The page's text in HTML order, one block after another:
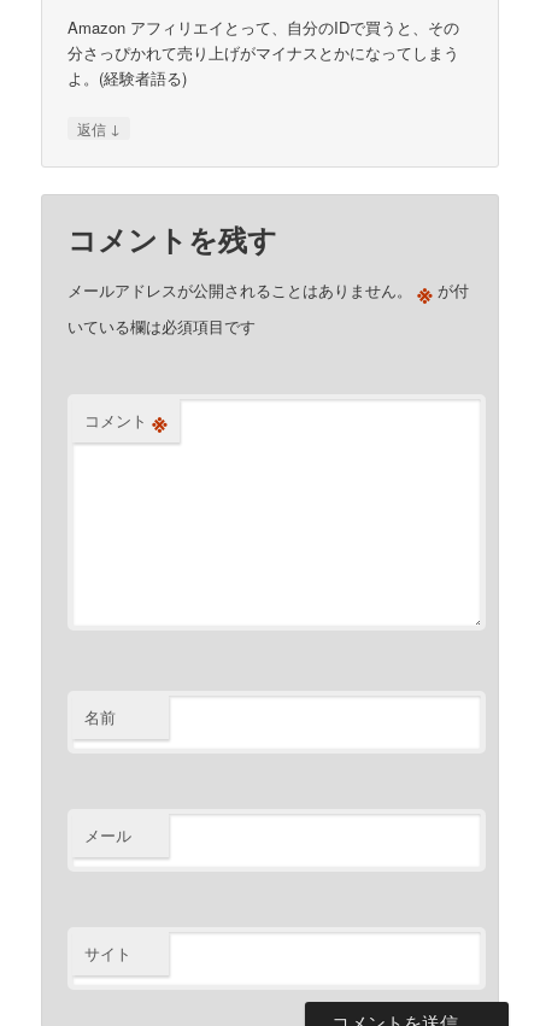
Amazon アフィリエイとって、自分のIDで買うと、その
分さっぴかれて売り上げがマイナスとかになってしまう
よ。(経験者語る)
返信 ↓
コメントを残す
メールアドレスが公開されることはありません。 ※ が付
いている欄は必須項目です
コメント ※
名前
メール
サイト